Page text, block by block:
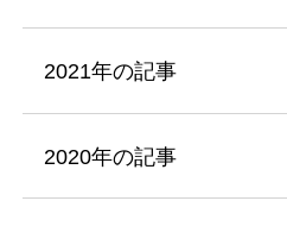
2021年の記事
2020年の記事